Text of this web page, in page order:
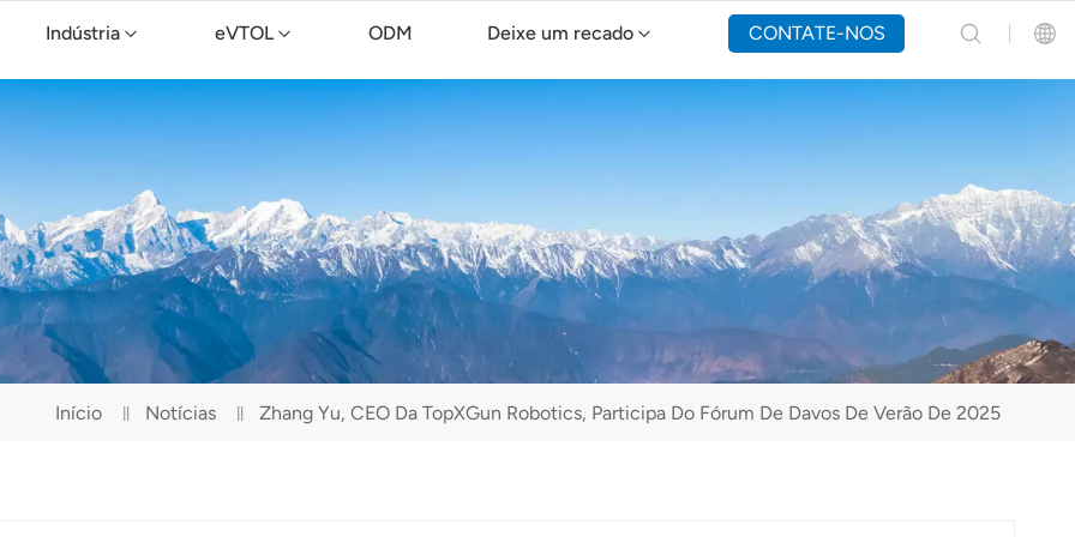
Indústria eVTOL ODM Deixe um recado CONTATE-NOS
Русский
Português(Portugal)
Português(Brasil)
Türkçe
Início Notícias Zhang Yu, CEO Da TopXGun Robotics, Participa Do Fórum De Davos De Verão De 2025